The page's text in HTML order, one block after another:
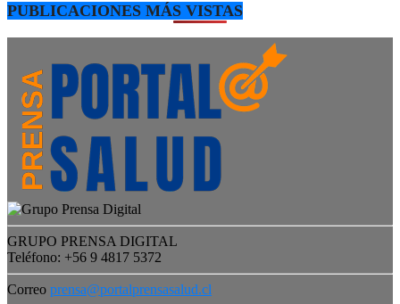
PUBLICACIONES MÁS VISTAS
GRUPO PRENSA DIGITAL
Teléfono: +56 9 4817 5372
Correo prensa@portalprensasalud.cl